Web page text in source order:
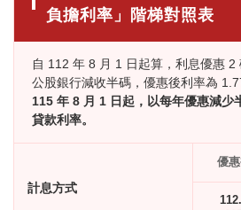
負擔利率」階梯對照表
自 112 年 8 月 1 日起算，利息優惠 2
公股銀行減收半碼，優惠後利率為
115 年 8 月 1 日起，以每年優惠減少
貸款利率。
計息方式
優